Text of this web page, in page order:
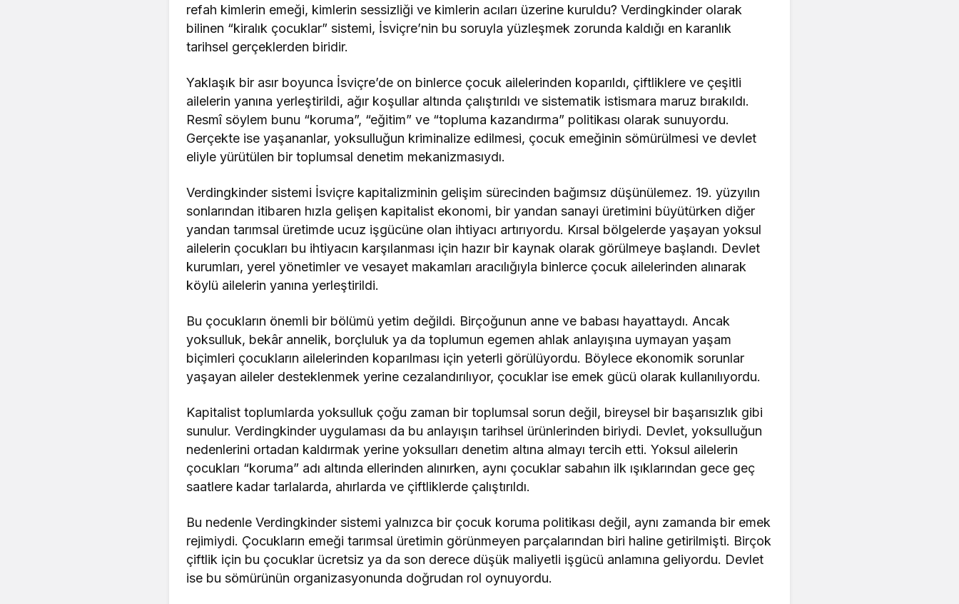
refah kimlerin emeği, kimlerin sessizliği ve kimlerin acıları üzerine kuruldu? Verdingkinder olarak
bilinen “kiralık çocuklar” sistemi, İsviçre’nin bu soruyla yüzleşmek zorunda kaldığı en karanlık
tarihsel gerçeklerden biridir.
Yaklaşık bir asır boyunca İsviçre’de on binlerce çocuk ailelerinden koparıldı, çiftliklere ve çeşitli
ailelerin yanına yerleştirildi, ağır koşullar altında çalıştırıldı ve sistematik istismara maruz bırakıldı.
Resmî söylem bunu “koruma”, “eğitim” ve “topluma kazandırma” politikası olarak sunuyordu.
Gerçekte ise yaşananlar, yoksulluğun kriminalize edilmesi, çocuk emeğinin sömürülmesi ve devlet
eliyle yürütülen bir toplumsal denetim mekanizmasıydı.
Verdingkinder sistemi İsviçre kapitalizminin gelişim sürecinden bağımsız düşünülemez. 19. yüzyılın
sonlarından itibaren hızla gelişen kapitalist ekonomi, bir yandan sanayi üretimini büyütürken diğer
yandan tarımsal üretimde ucuz işgücüne olan ihtiyacı artırıyordu. Kırsal bölgelerde yaşayan yoksul
ailelerin çocukları bu ihtiyacın karşılanması için hazır bir kaynak olarak görülmeye başlandı. Devlet
kurumları, yerel yönetimler ve vesayet makamları aracılığıyla binlerce çocuk ailelerinden alınarak
köylü ailelerin yanına yerleştirildi.
Bu çocukların önemli bir bölümü yetim değildi. Birçoğunun anne ve babası hayattaydı. Ancak
yoksulluk, bekâr annelik, borçluluk ya da toplumun egemen ahlak anlayışına uymayan yaşam
biçimleri çocukların ailelerinden koparılması için yeterli görülüyordu. Böylece ekonomik sorunlar
yaşayan aileler desteklenmek yerine cezalandırılıyor, çocuklar ise emek gücü olarak kullanılıyordu.
Kapitalist toplumlarda yoksulluk çoğu zaman bir toplumsal sorun değil, bireysel bir başarısızlık gibi
sunulur. Verdingkinder uygulaması da bu anlayışın tarihsel ürünlerinden biriydi. Devlet, yoksulluğun
nedenlerini ortadan kaldırmak yerine yoksulları denetim altına almayı tercih etti. Yoksul ailelerin
çocukları “koruma” adı altında ellerinden alınırken, aynı çocuklar sabahın ilk ışıklarından gece geç
saatlere kadar tarlalarda, ahırlarda ve çiftliklerde çalıştırıldı.
Bu nedenle Verdingkinder sistemi yalnızca bir çocuk koruma politikası değil, aynı zamanda bir emek
rejimiydi. Çocukların emeği tarımsal üretimin görünmeyen parçalarından biri haline getirilmişti. Birçok
çiftlik için bu çocuklar ücretsiz ya da son derece düşük maliyetli işgücü anlamına geliyordu. Devlet
ise bu sömürünün organizasyonunda doğrudan rol oynuyordu.